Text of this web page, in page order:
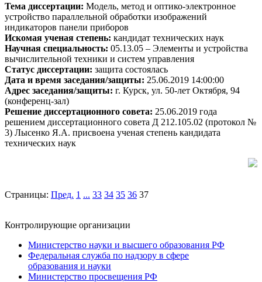
Тема диссертации: Модель, метод и оптико-электронное
устройство параллельной обработки изображений
индикаторов панели приборов
Искомая ученая степень: кандидат технических наук
Научная специальность: 05.13.05 – Элементы и устройства
вычислительной техники и систем управления
Статус диссертации: защита состоялась
Дата и время заседания/защиты: 25.06.2019 14:00:00
Адрес заседания/защиты: г. Курск, ул. 50-лет Октября, 94
(конференц-зал)
Решение диссертационного совета: 25.06.2019 года
решением диссертационного совета Д 212.105.02 (протокол №
3) Лысенко Я.А. присвоена ученая степень кандидата
технических наук
Страницы: Пред. 1 ... 33 34 35 36 37
Контролирующие организации
Министерство науки и высшего образования РФ
Федеральная служба по надзору в сфере
образования и науки
Министерство просвещения РФ